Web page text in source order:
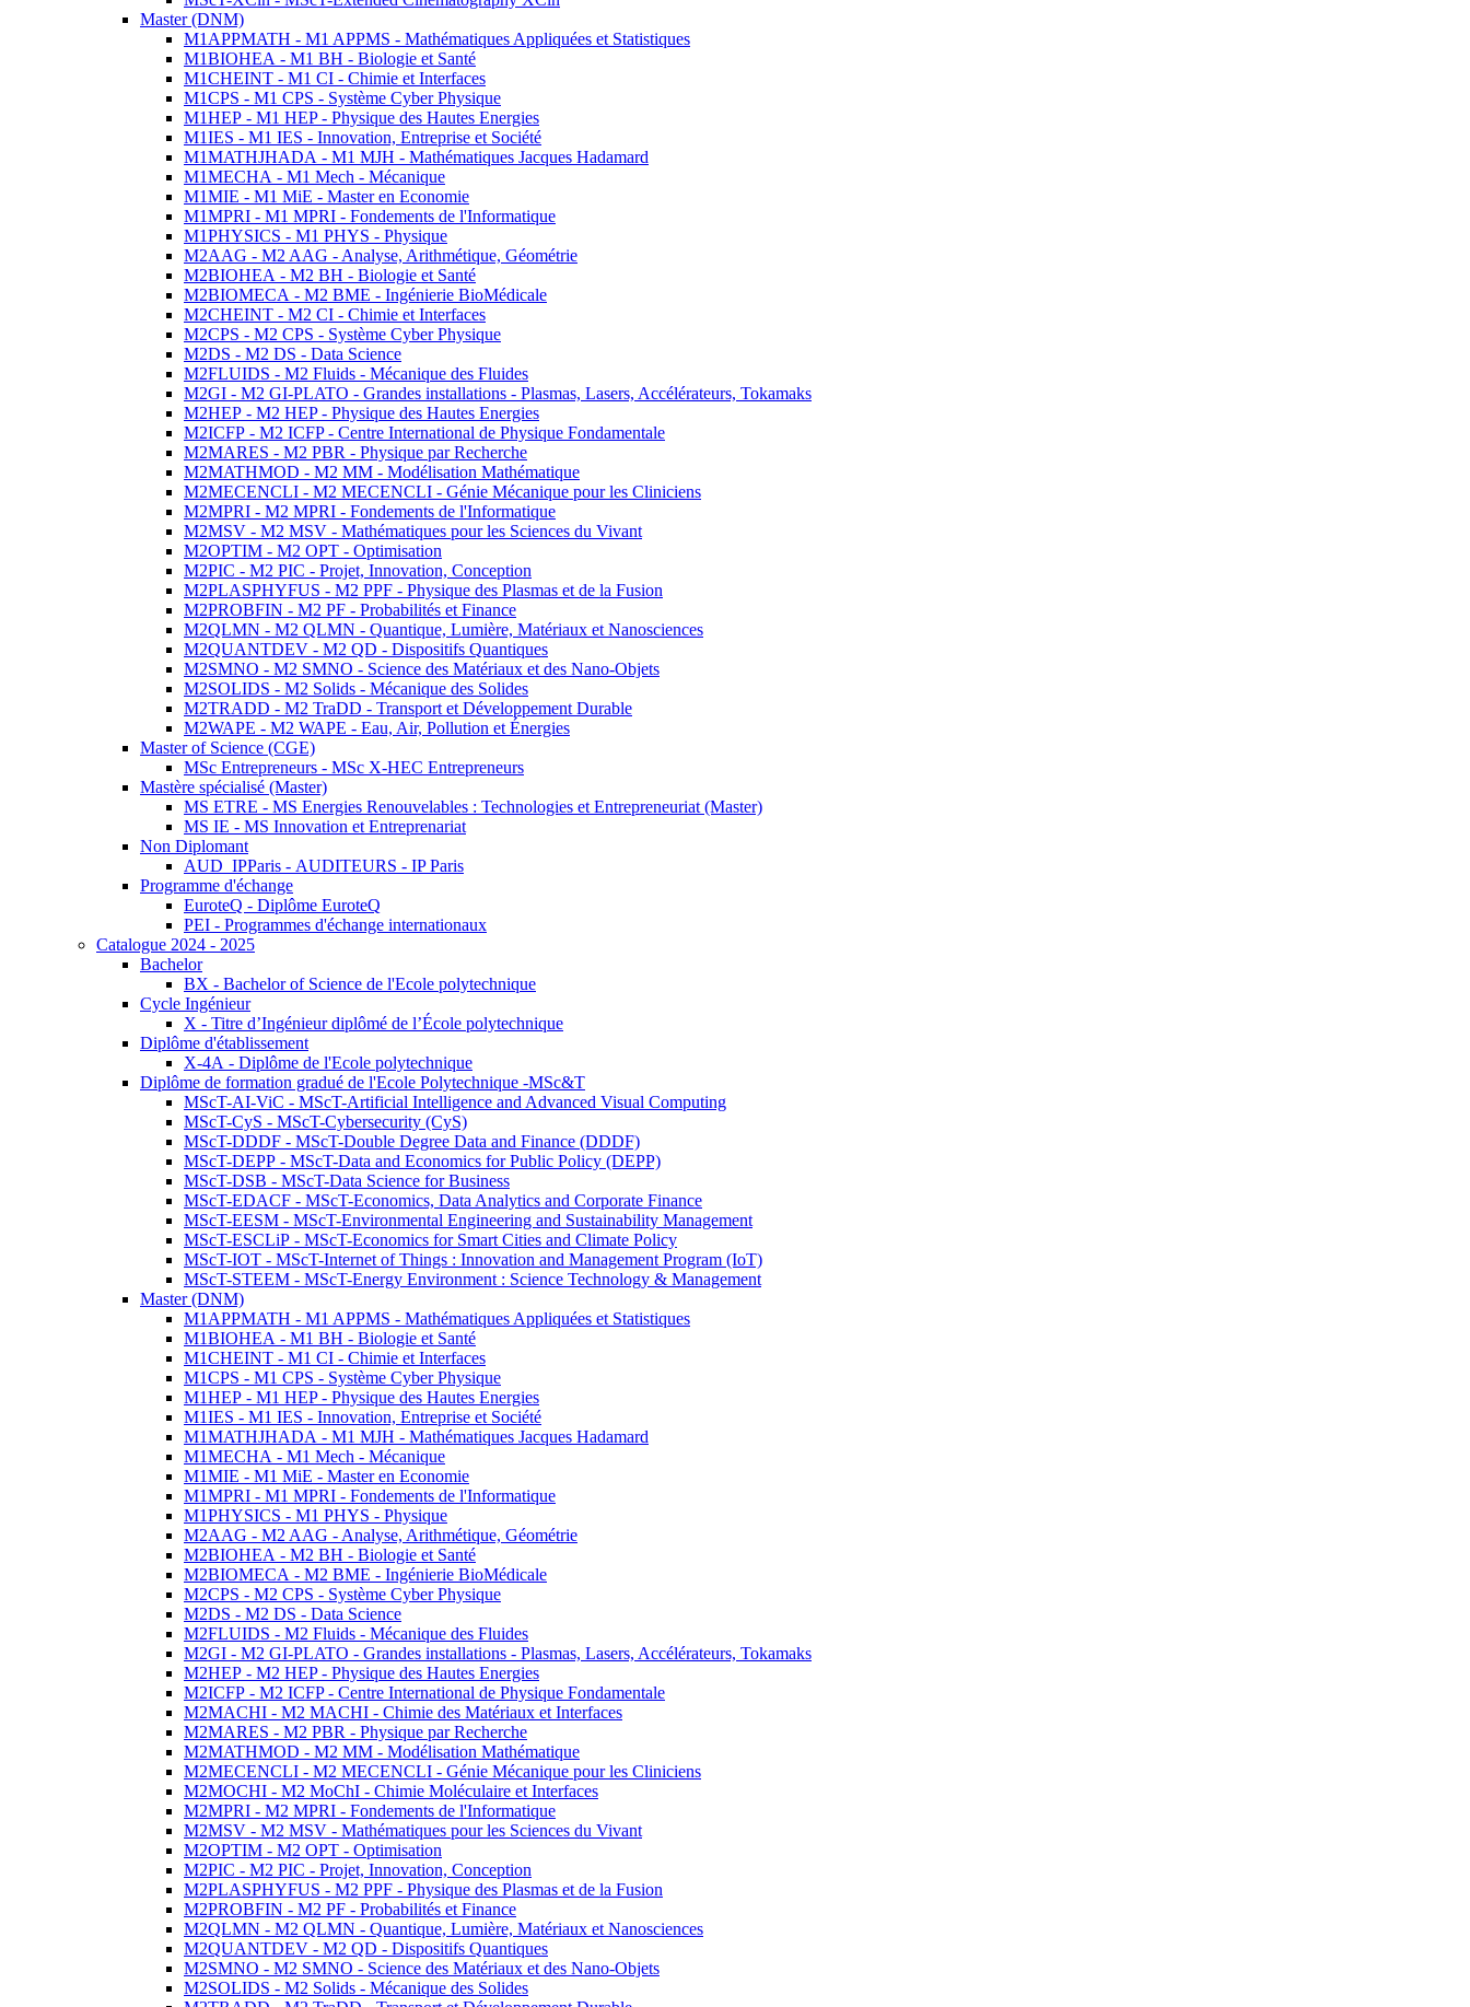
Master (DNM)
M1APPMATH - M1 APPMS - Mathématiques Appliquées et Statistiques
M1BIOHEA - M1 BH - Biologie et Santé
M1CHEINT - M1 CI - Chimie et Interfaces
M1CPS - M1 CPS - Système Cyber Physique
M1HEP - M1 HEP - Physique des Hautes Energies
M1IES - M1 IES - Innovation, Entreprise et Société
M1MATHJHADA - M1 MJH - Mathématiques Jacques Hadamard
M1MECHA - M1 Mech - Mécanique
M1MIE - M1 MiE - Master en Economie
M1MPRI - M1 MPRI - Fondements de l'Informatique
M1PHYSICS - M1 PHYS - Physique
M2AAG - M2 AAG - Analyse, Arithmétique, Géométrie
M2BIOHEA - M2 BH - Biologie et Santé
M2BIOMECA - M2 BME - Ingénierie BioMédicale
M2CHEINT - M2 CI - Chimie et Interfaces
M2CPS - M2 CPS - Système Cyber Physique
M2DS - M2 DS - Data Science
M2FLUIDS - M2 Fluids - Mécanique des Fluides
M2GI - M2 GI-PLATO - Grandes installations - Plasmas, Lasers, Accélérateurs, Tokamaks
M2HEP - M2 HEP - Physique des Hautes Energies
M2ICFP - M2 ICFP - Centre International de Physique Fondamentale
M2MARES - M2 PBR - Physique par Recherche
M2MATHMOD - M2 MM - Modélisation Mathématique
M2MECENCLI - M2 MECENCLI - Génie Mécanique pour les Cliniciens
M2MPRI - M2 MPRI - Fondements de l'Informatique
M2MSV - M2 MSV - Mathématiques pour les Sciences du Vivant
M2OPTIM - M2 OPT - Optimisation
M2PIC - M2 PIC - Projet, Innovation, Conception
M2PLASPHYFUS - M2 PPF - Physique des Plasmas et de la Fusion
M2PROBFIN - M2 PF - Probabilités et Finance
M2QLMN - M2 QLMN - Quantique, Lumière, Matériaux et Nanosciences
M2QUANTDEV - M2 QD - Dispositifs Quantiques
M2SMNO - M2 SMNO - Science des Matériaux et des Nano-Objets
M2SOLIDS - M2 Solids - Mécanique des Solides
M2TRADD - M2 TraDD - Transport et Développement Durable
M2WAPE - M2 WAPE - Eau, Air, Pollution et Énergies
Master of Science (CGE)
MSc Entrepreneurs - MSc X-HEC Entrepreneurs
Mastère spécialisé (Master)
MS ETRE - MS Energies Renouvelables : Technologies et Entrepreneuriat (Master)
MS IE - MS Innovation et Entreprenariat
Non Diplomant
AUD_IPParis - AUDITEURS - IP Paris
Programme d'échange
EuroteQ - Diplôme EuroteQ
PEI - Programmes d'échange internationaux
Catalogue 2024 - 2025
Bachelor
BX - Bachelor of Science de l'Ecole polytechnique
Cycle Ingénieur
X - Titre d’Ingénieur diplômé de l’École polytechnique
Diplôme d'établissement
X-4A - Diplôme de l'Ecole polytechnique
Diplôme de formation gradué de l'Ecole Polytechnique -MSc&T
MScT-AI-ViC - MScT-Artificial Intelligence and Advanced Visual Computing
MScT-CyS - MScT-Cybersecurity (CyS)
MScT-DDDF - MScT-Double Degree Data and Finance (DDDF)
MScT-DEPP - MScT-Data and Economics for Public Policy (DEPP)
MScT-DSB - MScT-Data Science for Business
MScT-EDACF - MScT-Economics, Data Analytics and Corporate Finance
MScT-EESM - MScT-Environmental Engineering and Sustainability Management
MScT-ESCLiP - MScT-Economics for Smart Cities and Climate Policy
MScT-IOT - MScT-Internet of Things : Innovation and Management Program (IoT)
MScT-STEEM - MScT-Energy Environment : Science Technology & Management
Master (DNM)
M1APPMATH - M1 APPMS - Mathématiques Appliquées et Statistiques
M1BIOHEA - M1 BH - Biologie et Santé
M1CHEINT - M1 CI - Chimie et Interfaces
M1CPS - M1 CPS - Système Cyber Physique
M1HEP - M1 HEP - Physique des Hautes Energies
M1IES - M1 IES - Innovation, Entreprise et Société
M1MATHJHADA - M1 MJH - Mathématiques Jacques Hadamard
M1MECHA - M1 Mech - Mécanique
M1MIE - M1 MiE - Master en Economie
M1MPRI - M1 MPRI - Fondements de l'Informatique
M1PHYSICS - M1 PHYS - Physique
M2AAG - M2 AAG - Analyse, Arithmétique, Géométrie
M2BIOHEA - M2 BH - Biologie et Santé
M2BIOMECA - M2 BME - Ingénierie BioMédicale
M2CPS - M2 CPS - Système Cyber Physique
M2DS - M2 DS - Data Science
M2FLUIDS - M2 Fluids - Mécanique des Fluides
M2GI - M2 GI-PLATO - Grandes installations - Plasmas, Lasers, Accélérateurs, Tokamaks
M2HEP - M2 HEP - Physique des Hautes Energies
M2ICFP - M2 ICFP - Centre International de Physique Fondamentale
M2MACHI - M2 MACHI - Chimie des Matériaux et Interfaces
M2MARES - M2 PBR - Physique par Recherche
M2MATHMOD - M2 MM - Modélisation Mathématique
M2MECENCLI - M2 MECENCLI - Génie Mécanique pour les Cliniciens
M2MOCHI - M2 MoChI - Chimie Moléculaire et Interfaces
M2MPRI - M2 MPRI - Fondements de l'Informatique
M2MSV - M2 MSV - Mathématiques pour les Sciences du Vivant
M2OPTIM - M2 OPT - Optimisation
M2PIC - M2 PIC - Projet, Innovation, Conception
M2PLASPHYFUS - M2 PPF - Physique des Plasmas et de la Fusion
M2PROBFIN - M2 PF - Probabilités et Finance
M2QLMN - M2 QLMN - Quantique, Lumière, Matériaux et Nanosciences
M2QUANTDEV - M2 QD - Dispositifs Quantiques
M2SMNO - M2 SMNO - Science des Matériaux et des Nano-Objets
M2SOLIDS - M2 Solids - Mécanique des Solides